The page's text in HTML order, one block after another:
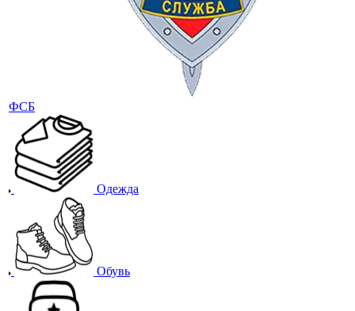
Обувь
Головные уборы